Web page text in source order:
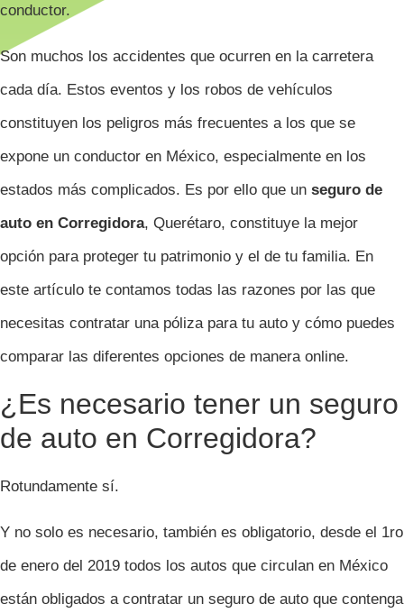
conductor.
Son muchos los accidentes que ocurren en la carretera
cada día. Estos eventos y los robos de vehículos
constituyen los peligros más frecuentes a los que se
expone un conductor en México, especialmente en los
estados más complicados. Es por ello que un seguro de
auto en Corregidora, Querétaro, constituye la mejor
opción para proteger tu patrimonio y el de tu familia. En
este artículo te contamos todas las razones por las que
necesitas contratar una póliza para tu auto y cómo puedes
comparar las diferentes opciones de manera online.
¿Es necesario tener un seguro
de auto en Corregidora?
Rotundamente sí.
Y no solo es necesario, también es obligatorio, desde el 1ro
de enero del 2019 todos los autos que circulan en México
están obligados a contratar un seguro de auto que contenga